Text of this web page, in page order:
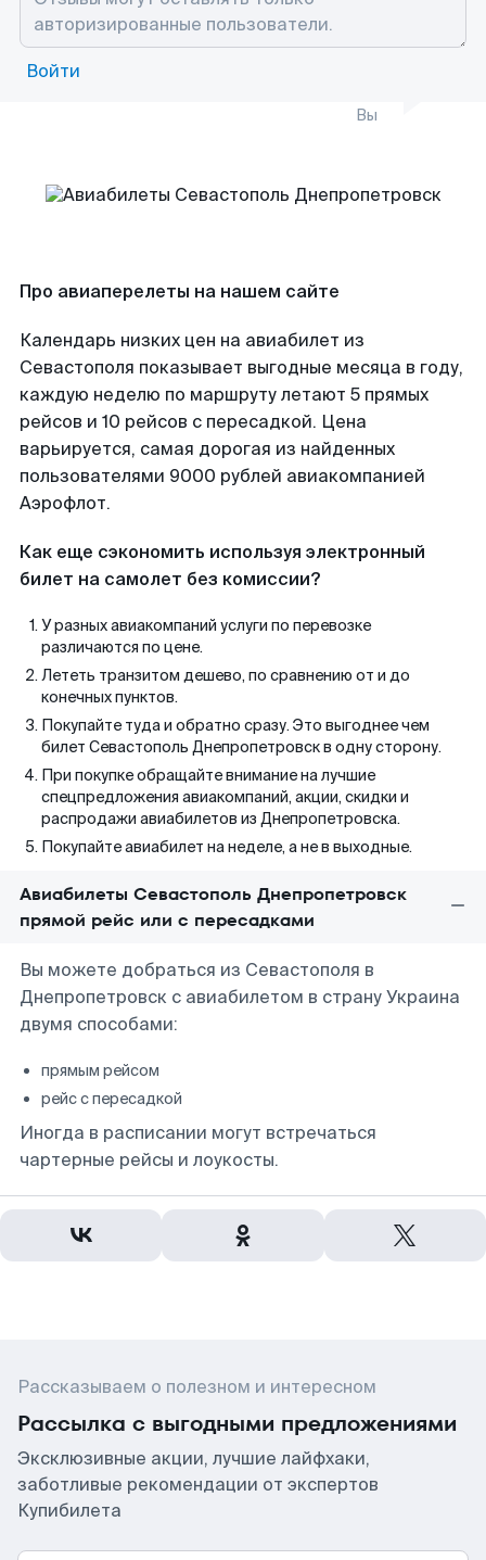
Войти
Вы
Про авиаперелеты на нашем сайте
Календарь низких цен на авиабилет из
Севастополя показывает выгодные месяца в году,
каждую неделю по маршруту летают 5 прямых
рейсов и 10 рейсов с пересадкой. Цена
варьируется, самая дорогая из найденных
пользователями 9000 рублей авиакомпанией
Аэрофлот.
Как еще сэкономить используя электронный
билет на самолет без комиссии?
У разных авиакомпаний услуги по перевозке
различаются по цене.
Лететь транзитом дешево, по сравнению от и до
конечных пунктов.
Покупайте туда и обратно сразу. Это выгоднее чем
билет Севастополь Днепропетровск в одну сторону.
При покупке обращайте внимание на лучшие
спецпредложения авиакомпаний, акции, скидки и
распродажи авиабилетов из Днепропетровска.
Покупайте авиабилет на неделе, а не в выходные.
Авиабилеты Севастополь Днепропетровск
прямой рейс или с пересадками
Вы можете добраться из Севастополя в
Днепропетровск с авиабилетом в страну Украина
двумя способами:
прямым рейсом
рейс с пересадкой
Иногда в расписании могут встречаться
чартерные рейсы и лоукосты.
Рассказываем о полезном и интересном
Рассылка с выгодными предложениями
Эксклюзивные акции, лучшие лайфхаки,
заботливые рекомендации от экспертов
Купибилета